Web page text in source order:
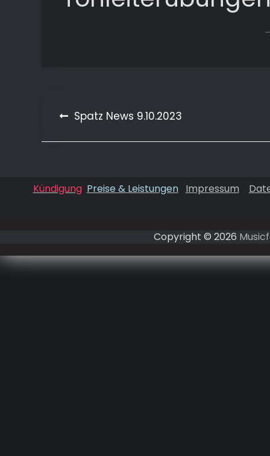
Beitragsnavigation
Spatz News 9.10.2023
Kündigung Preise & Leistungen Impressum
Copyright © 2026